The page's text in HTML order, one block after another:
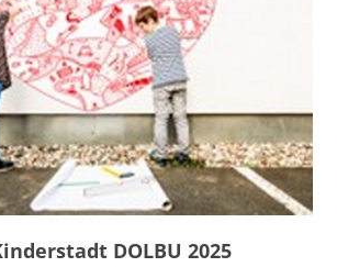
DOLBU 2025